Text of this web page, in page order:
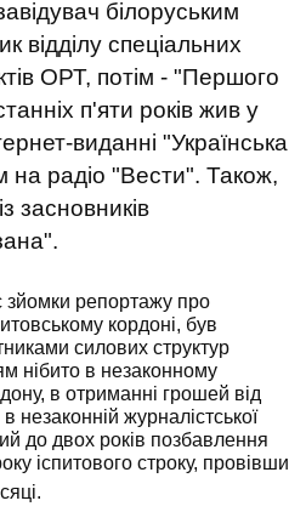
білоруським
відділу спеціальних
ОРТ, потім - "Першого
п'яти років жив у
виданні "Українська
на радіо "Вести". Також,
засновників
зйомки репортажу про
кордоні, був
силових структур
нібито в незаконному
в отриманні грошей від
незаконній журналістської
до двох років позбавлення
іспитового строку, провівши